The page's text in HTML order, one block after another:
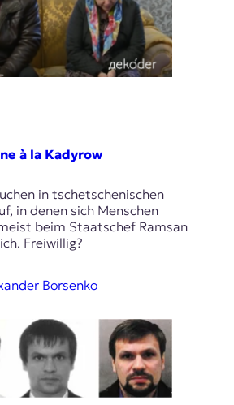
à la Kadyrow
in tschetschenischen
in denen sich Menschen
beim Staatschef Ramsan
Freiwillig?
Borsenko